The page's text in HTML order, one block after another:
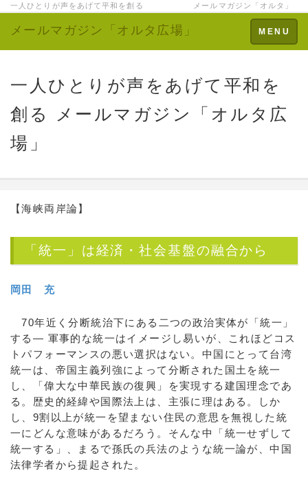
一人ひとりが声をあげて平和を創る メールマガジン「オルタ」
Toggle
navigation
MENU
メールマガジン「オルタ広場」
一人ひとりが声をあげて平和を
創る メールマガジン「オルタ広
場」
【海峡両岸論】
「統一」は経済・社会基盤の融合から
岡田 充
70年近く分断統治下にある二つの政治実体が「統一」
する― 軍事的な統一はイメージし易いが、これほどコス
トパフォーマンスの悪い選択はない。中国にとって台湾
統一は、帝国主義列強によって分断された国土を統一
し、「偉大な中華民族の復興」を実現する建国理念であ
る。歴史的経緯や国際法上は、主張に理はある。しか
し、9割以上が統一を望まない住民の意思を無視した統
一にどんな意味があるだろう。そんな中「統一せずして
統一する」、まるで孫氏の兵法のような統一論が、中国
法律学者から提起された。